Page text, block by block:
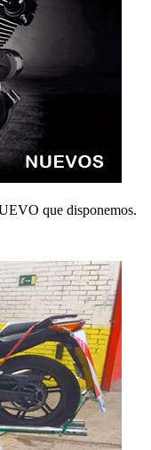
que disponemos.